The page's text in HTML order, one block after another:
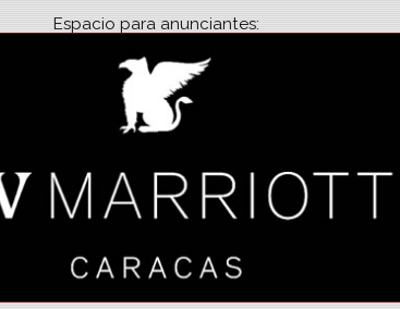
Espacio para anunciantes: